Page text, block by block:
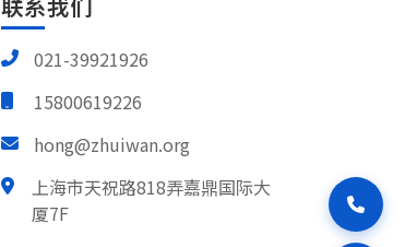
021-39921926
15800619226
hong@zhuiwan.org
上海市天祝路818弄嘉鼎国际大
厦7F